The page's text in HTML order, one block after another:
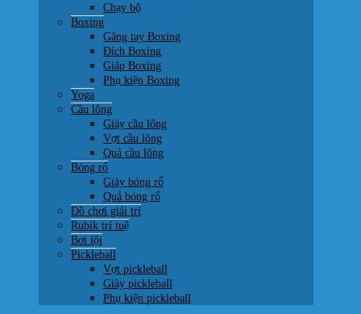
Chạy bộ
Boxing
Găng tay Boxing
Đích Boxing
Giáp Boxing
Phụ kiện Boxing
Yoga
Cầu lông
Giày cầu lông
Vợt cầu lông
Quả cầu lông
Bóng rổ
Giày bóng rổ
Quả bóng rổ
Đồ chơi giải trí
Rubik trí tuệ
Bơi lội
Pickleball
Vợt pickleball
Giày pickleball
Phụ kiện pickleball